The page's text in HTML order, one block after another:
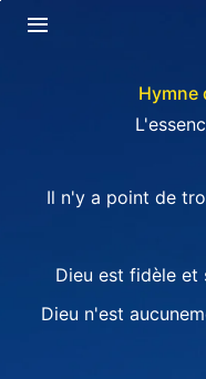
Hymne
Il n'y a point de
Dieu est fidèle et
Dieu n'est